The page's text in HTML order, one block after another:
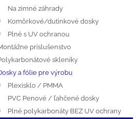
Na zimné záhrady
Komôrkové/dutinkové dosky
Plné s UV ochranou
príslušenstvo
skleníky
a fólie pre výrobu
Plexisklo / PMMA
PVC Penové / ľahčené dosky
Plné polykarbonáty BEZ UV ochrany